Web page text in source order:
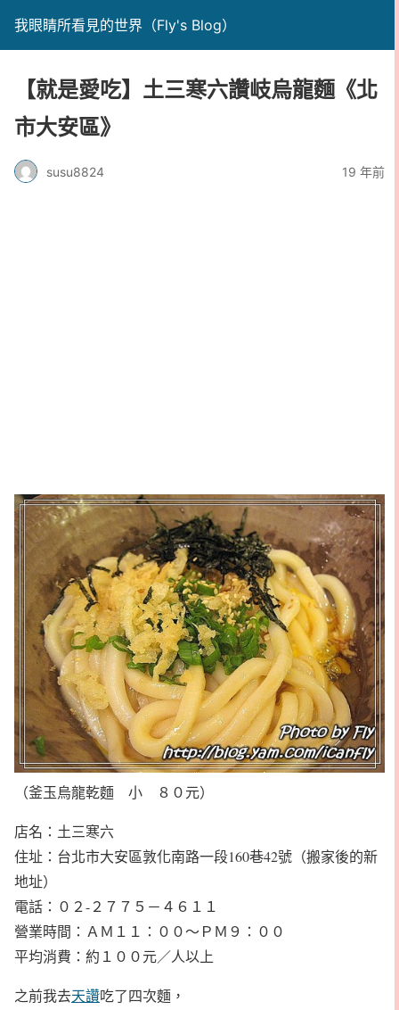
我眼睛所看見的世界（Fly's Blog）
【就是愛吃】土三寒六讚岐烏龍麵《北
市大安區》
susu8824 19 年前
（釜玉烏龍乾麵 小 ８０元）
店名：土三寒六
住址：台北市大安區敦化南路一段160巷42號（搬家後的新
地址）
電話：０２-２７７５－４６１１
營業時間：ＡＭ１１：００～ＰＭ９：００
平均消費：約１００元／人以上
之前我去天讚吃了四次麵，